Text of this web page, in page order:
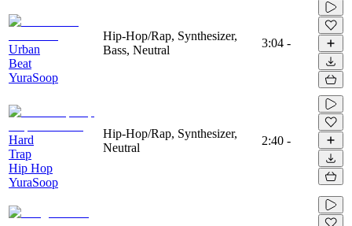
Urban
Beat
YuraSoop
Hip-Hop/Rap, Synthesizer,
Bass, Neutral
3:04 -
Hard
Trap
Hip Hop
YuraSoop
Hip-Hop/Rap, Synthesizer,
Neutral
2:40 -